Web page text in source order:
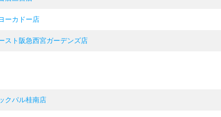
ーカドー店
スト阪急西宮ガーデンズ店
クパル桂南店